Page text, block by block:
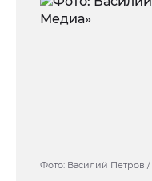
Фото: Василий Петров